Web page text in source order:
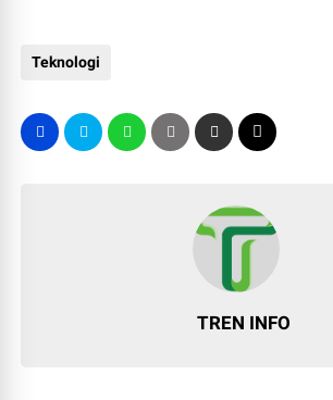
Teknologi
TREN INFO